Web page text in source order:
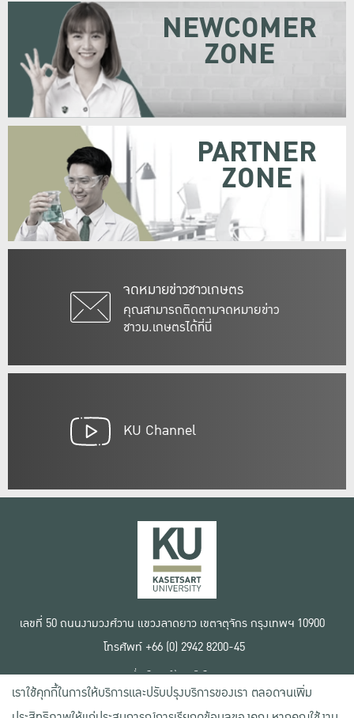
จดหมายข่าวชาวเกษตร
คุณสามารถติดตามจดหมายข่าว
ชาวม.เกษตรได้ที่นี่
NEWCOMER
ZONE
PARTNER
ZONE
KU Channel
เลขที่ 50 ถนนงามวงศ์วาน แขวงลาดยาว เขตจตุจักร กรุงเทพฯ 10900
โทรศัพท์ +66 (0) 2942 8200-45
เงื่อนไขการใช้งานเว็บไซต์
ข้อตกลงด้านสิทธิ์ใช้งาน
นโยบายความเป็นส่วนตัว
เราใช้คุกกี้ในการให้บริการและปรับปรุงบริการของเรา ตลอดจนเพิ่ม